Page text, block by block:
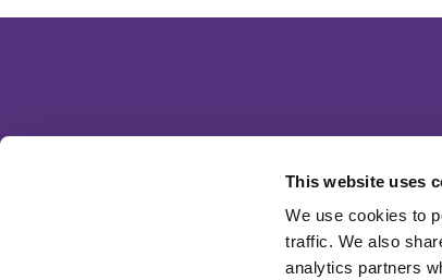
This website uses
We use cookies to
traffic. We also
analytics partners